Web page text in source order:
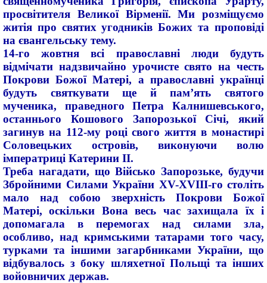
просвітителя Великої Вірменії. Ми розміщуємо
житія про святих угодників Божих та проповіді
на євангельську тему.
14-го жовтня всі православні люди будуть
відмічати надзвичайно урочисте свято на честь
Покрови Божої Матері, а православні українці
будуть святкувати ще й пам’ять святого
мученика, праведного Петра Калнишевського,
останнього Кошового Запорозької Січі, який
загинув на 112-му році свого життя в монастирі
Соловецьких островів, виконуючи волю
імператриці Катерини ІІ.
Треба нагадати, що Військо Запорозьке, будучи
Збройними Силами України XV-XVIII-го століть
мало над собою зверхність Покрови Божої
Матері, оскільки Вона весь час захищала їх і
допомагала в перемогах над силами зла,
особливо, над кримськими татарами того часу,
турками та іншими загарбниками України, що
відбувалось з боку шляхетної Польщі та інших
войовничих держав.